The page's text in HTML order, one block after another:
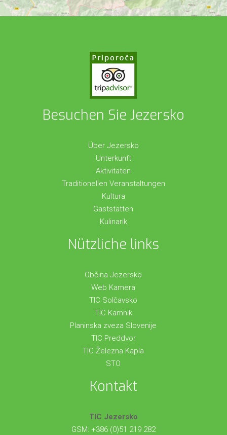
Besuchen Sie Jezersko
Über Jezersko
Unterkunft
Aktivitäten
Traditionellen Veranstaltungen
Kultura
Gaststätten
Kulinarik
Nützliche links
Občina Jezersko
Web Kamera
TIC Solčavsko
TIC Kamnik
Planinska zveza Slovenije
TIC Preddvor
TIC Železna Kapla
STO
Kontakt
TIC Jezersko
GSM: +386 (0)51 219 282